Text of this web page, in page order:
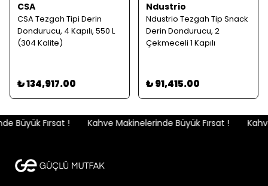
CSA
CSA Tezgah Tipi Derin
Dondurucu, 4 Kapılı, 550 L
(304 Kalite)
₺ 134,917.00
Ndustrio
Ndustrio Tezgah Tip Snack
Derin Dondurucu, 2
Çekmeceli 1 Kapılı
₺ 91,415.00
Büyük Fırsat ! Kahve Makinelerinde Büyük Fırsat !